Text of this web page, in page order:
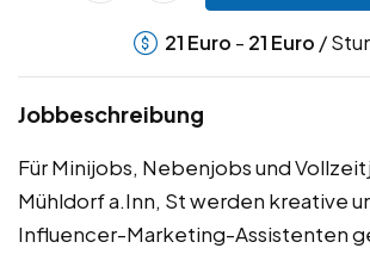
21 Euro - 21 Euro /
Jobbeschreibung
Für Minijobs, Nebenjobs und
Mühldorf a.Inn, St werden kreative
Influencer-Marketing-Assistenten